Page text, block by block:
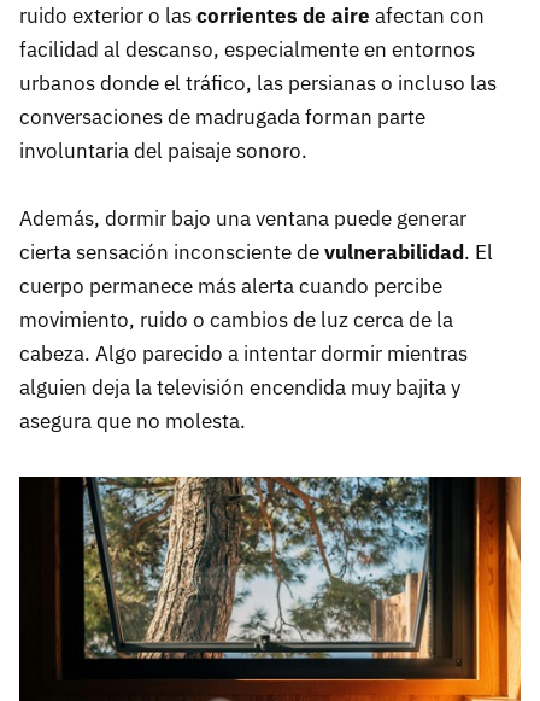
ruido exterior o lascorrientes de aire afectan con
facilidad al descanso, especialmente en entornos
urbanos donde el tráfico, las persianas o incluso las
conversaciones de madrugada forman parte
involuntaria del paisaje sonoro.
Además, dormir bajo una ventana puede generar
cierta sensación inconsciente devulnerabilidad. El
cuerpo permanece más alerta cuando percibe
movimiento, ruido o cambios de luz cerca de la
cabeza. Algo parecido a intentar dormir mientras
alguien deja la televisión encendida muy bajita y
asegura que no molesta.